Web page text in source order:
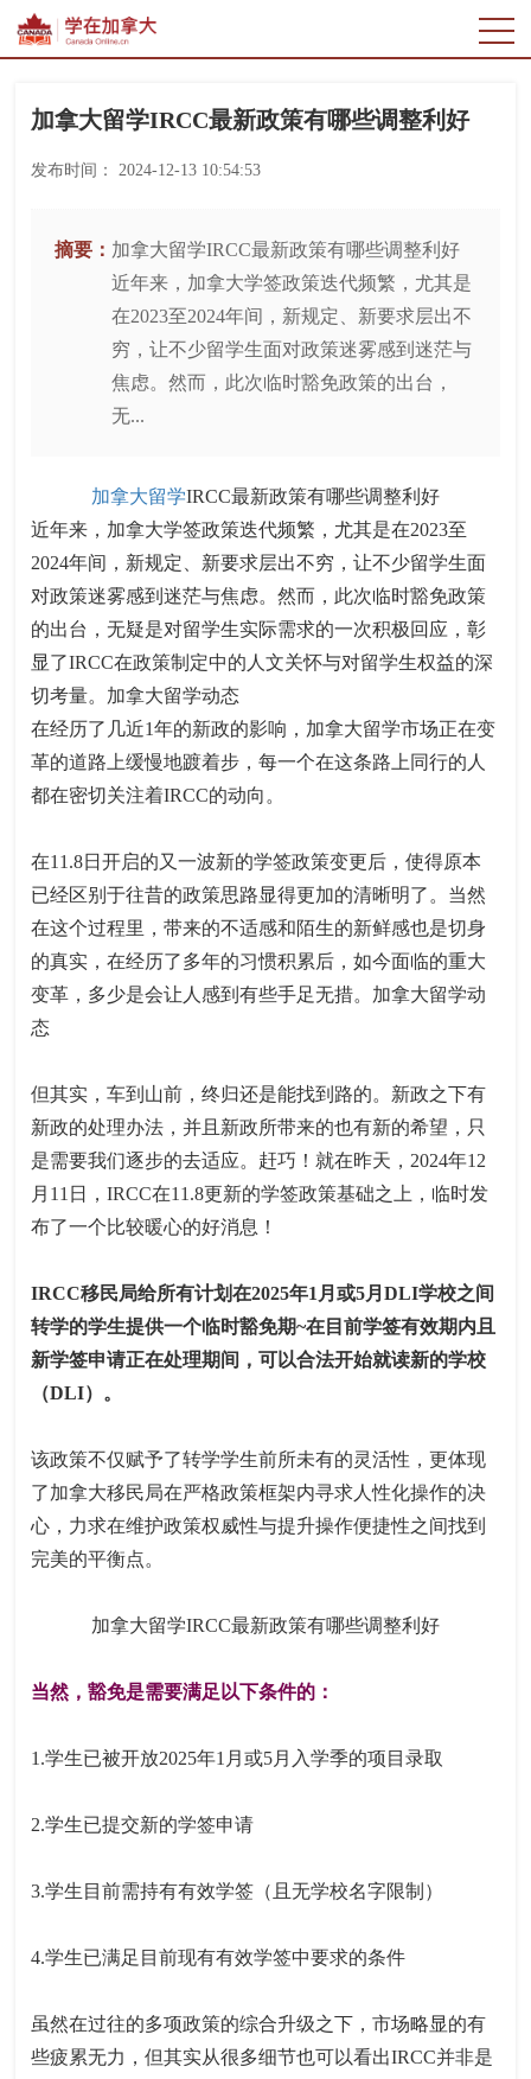
加拿大留学IRCC最新政策有哪些调整利好
发布时间： 2024-12-13 10:54:53
摘要： 加拿大留学IRCC最新政策有哪些调整利好
近年来，加拿大学签政策迭代频繁，尤其是
在2023至2024年间，新规定、新要求层出不
穷，让不少留学生面对政策迷雾感到迷茫与
焦虑。然而，此次临时豁免政策的出台，
无...
加拿大留学IRCC最新政策有哪些调整利好
近年来，加拿大学签政策迭代频繁，尤其是在2023至
2024年间，新规定、新要求层出不穷，让不少留学生面
对政策迷雾感到迷茫与焦虑。然而，此次临时豁免政策
的出台，无疑是对留学生实际需求的一次积极回应，彰
显了IRCC在政策制定中的人文关怀与对留学生权益的深
切考量。加拿大留学动态
在经历了几近1年的新政的影响，加拿大留学市场正在变
革的道路上缓慢地踱着步，每一个在这条路上同行的人
都在密切关注着IRCC的动向。
在11.8日开启的又一波新的学签政策变更后，使得原本
已经区别于往昔的政策思路显得更加的清晰明了。当然
在这个过程里，带来的不适感和陌生的新鲜感也是切身
的真实，在经历了多年的习惯积累后，如今面临的重大
变革，多少是会让人感到有些手足无措。加拿大留学动
态
但其实，车到山前，终归还是能找到路的。新政之下有
新政的处理办法，并且新政所带来的也有新的希望，只
是需要我们逐步的去适应。赶巧！就在昨天，2024年12
月11日，IRCC在11.8更新的学签政策基础之上，临时发
布了一个比较暖心的好消息！
IRCC移民局给所有计划在2025年1月或5月DLI学校之间
转学的学生提供一个临时豁免期~在目前学签有效期内且
新学签申请正在处理期间，可以合法开始就读新的学校
（DLI）。
该政策不仅赋予了转学学生前所未有的灵活性，更体现
了加拿大移民局在严格政策框架内寻求人性化操作的决
心，力求在维护政策权威性与提升操作便捷性之间找到
完美的平衡点。
加拿大留学IRCC最新政策有哪些调整利好
当然，豁免是需要满足以下条件的：
1.学生已被开放2025年1月或5月入学季的项目录取
2.学生已提交新的学签申请
3.学生目前需持有有效学签（且无学校名字限制）
4.学生已满足目前现有有效学签中要求的条件
虽然在过往的多项政策的综合升级之下，市场略显的有
些疲累无力，但其实从很多细节也可以看出IRCC并非是